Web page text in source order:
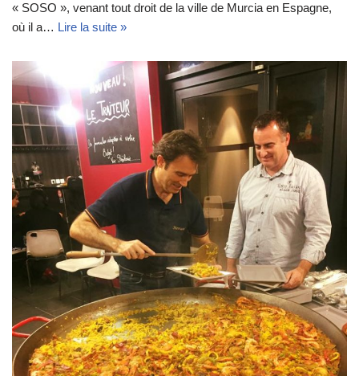
« SOSO », venant tout droit de la ville de Murcia en Espagne,
où il a… Lire la suite »